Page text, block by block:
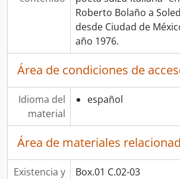
Roberto Bolaño a
desde Ciudad de
año 1976.
Área de condiciones de
Idioma del
material
español
Área de materiales
Existencia y
Box.01 C.02-03